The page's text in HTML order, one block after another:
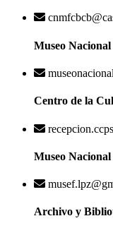
Museo
Centro de la
Museo
Archivo y